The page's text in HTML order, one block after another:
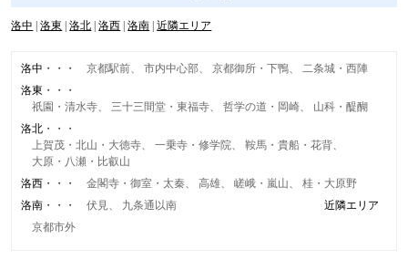
洛中 洛東 洛北 洛西 洛南 近隣エリア
洛中 京都駅前 市内中心部 京都御所・下鴨
二条城・西陣
洛東
祇園・清水寺
三十三間堂・東福寺 哲学の道・岡崎
山科・醍醐
洛北
上賀茂・北山・大徳寺
一乗寺・修学院
鞍馬・貴船・花背
大原・八瀬・比叡山
洛西
金閣寺・御室・太秦 高雄 嵯峨・嵐山
桂・大原野
洛南
伏見 九条通以南
近隣エリア
京都市外